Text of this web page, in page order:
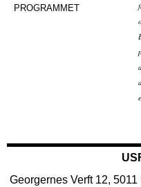
PROGRAMMET
Georgernes Verft 12,